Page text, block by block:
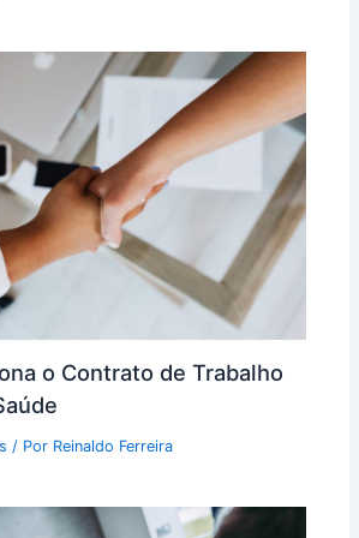
o Contrato de Trabalho
/ Por Reinaldo Ferreira